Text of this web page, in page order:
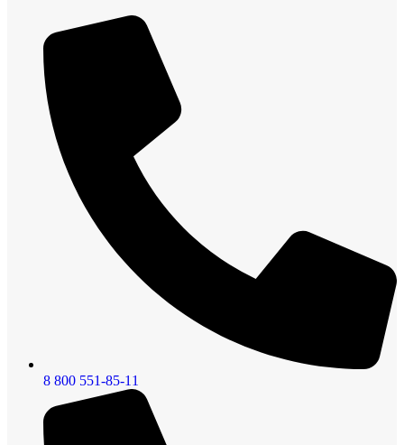
8 800 551-85-11